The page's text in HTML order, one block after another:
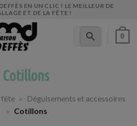
EN UN CLIC ! LE MEILLEUR DE
ET DE LA FÊTE !
0
Cotillons
fête »
Déguisements et accessoires
» Cotillons